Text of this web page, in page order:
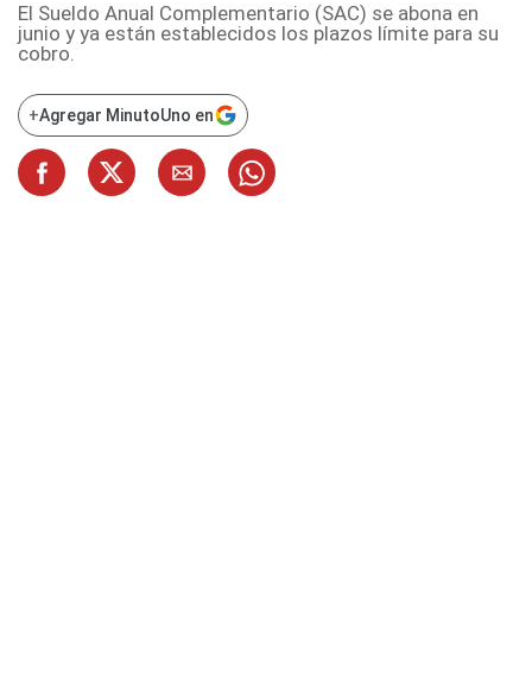
El Sueldo Anual Complementario (SAC) se abona en
junio y ya están establecidos los plazos límite para su
cobro.
+Agregar MinutoUno en